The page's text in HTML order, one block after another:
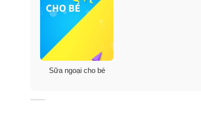
SỰ TỔ HỢP CÁC DINH DƯỠNG QUAN TRỌNG
cân phần nạc.
Sữa ngoại cho bé